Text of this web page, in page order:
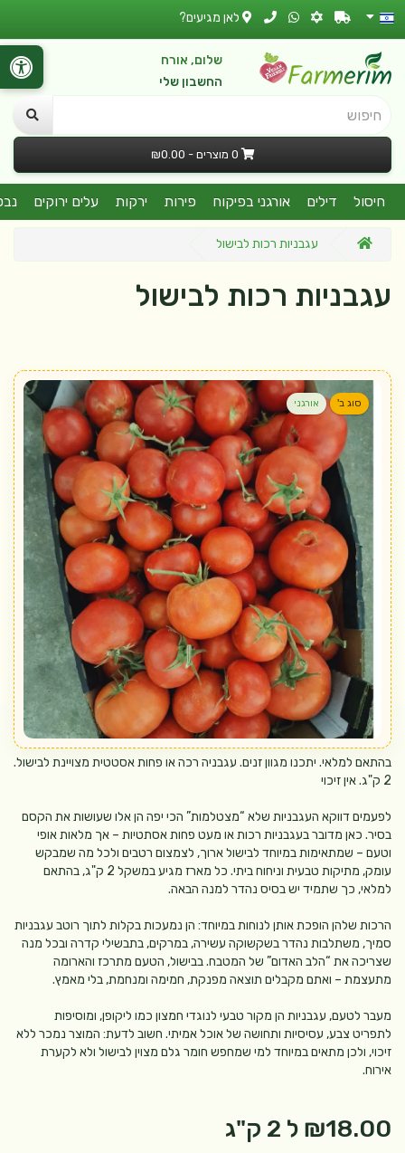
לאן מגיעים?
שלום, אורח
החשבון שלי
חיפוש
0 מוצרים - ₪0.00
חיסול דילים אורגני בפיקוח פירות ירקות עלים ירוקים
עגבניות רכות לבישול
עגבניות רכות לבישול
סוג ב' אורגני
בהתאם למלאי. יתכנו מגוון זנים. עגבניה רכה או פחות אסטטית מצויינת לבישול.
2 ק"ג. אין זיכוי
לפעמים דווקא העגבניות שלא “מצטלמות” הכי יפה הן אלו שעושות את הקסם
בסיר. כאן מדובר בעגבניות רכות או מעט פחות אסתטיות – אך מלאות אופי
וטעם – שמתאימות במיוחד לבישול ארוך, לצמצום רטבים ולכל מה שמבקש
עומק, מתיקות טבעית וניחוח ביתי. כל מארז מגיע במשקל 2 ק"ג, בהתאם
למלאי, כך שתמיד יש בסיס נהדר למנה הבאה.
הרכות שלהן הופכת אותן לנוחות במיוחד: הן נמעכות בקלות לתוך רוטב עגבניות
סמיך, משתלבות נהדר בשקשוקה עשירה, במרקים, בתבשילי קדרה ובכל מנה
שצריכה את “הלב האדום” של המטבח. בבישול, הטעם מתרכז והארומה
מתעצמת – ואתם מקבלים תוצאה מפנקת, חמימה ומנחמת, בלי מאמץ.
מעבר לטעם, עגבניות הן מקור טבעי לנוגדי חמצון כמו ליקופן, ומוסיפות
לתפריט צבע, עסיסיות ותחושה של אוכל אמיתי. חשוב לדעת: המוצר נמכר ללא
זיכוי, ולכן מתאים במיוחד למי שמחפש חומר גלם מצוין לבישול ולא לקערת
אירוח.
₪18.00 ל 2 ק"ג